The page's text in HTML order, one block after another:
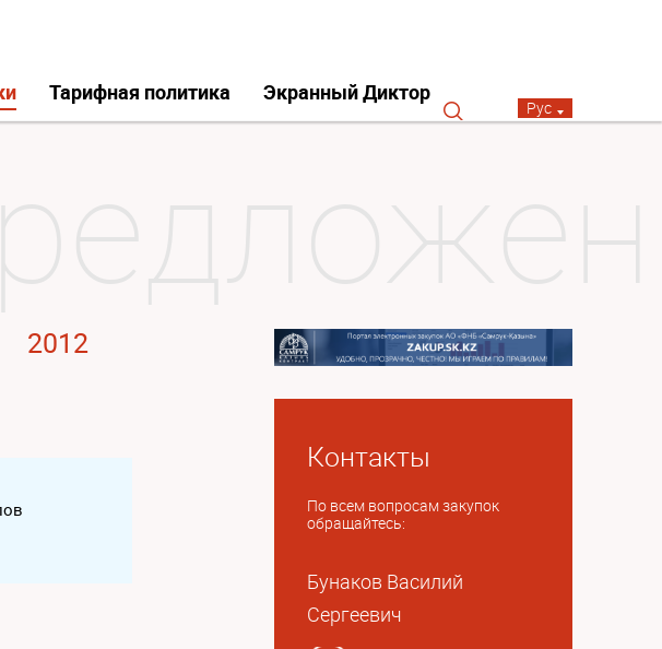
Тарифная политика Экранный Диктор
Рус
2012
Контакты
По всем вопросам закупок
обращайтесь:
Бунаков Василий
Сергеевич